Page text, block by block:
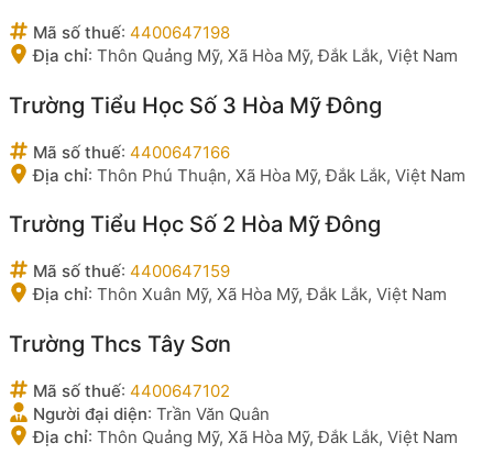
Mã số thuế: 4400647198
Địa chỉ: Thôn Quảng Mỹ, Xã Hòa Mỹ, Đắk Lắk, Việt Nam
Trường Tiểu Học Số 3 Hòa Mỹ Đông
Mã số thuế: 4400647166
Địa chỉ: Thôn Phú Thuận, Xã Hòa Mỹ, Đắk Lắk, Việt Nam
Trường Tiểu Học Số 2 Hòa Mỹ Đông
Mã số thuế: 4400647159
Địa chỉ: Thôn Xuân Mỹ, Xã Hòa Mỹ, Đắk Lắk, Việt Nam
Trường Thcs Tây Sơn
Mã số thuế: 4400647102
Người đại diện: Trần Văn Quân
Địa chỉ: Thôn Quảng Mỹ, Xã Hòa Mỹ, Đắk Lắk, Việt Nam